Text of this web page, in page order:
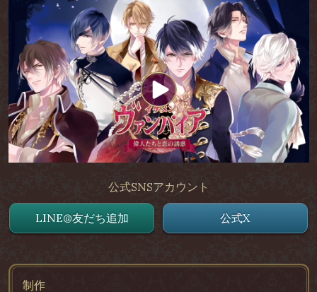
公式SNSアカウント
LINE@友だち追加 公式X
制作